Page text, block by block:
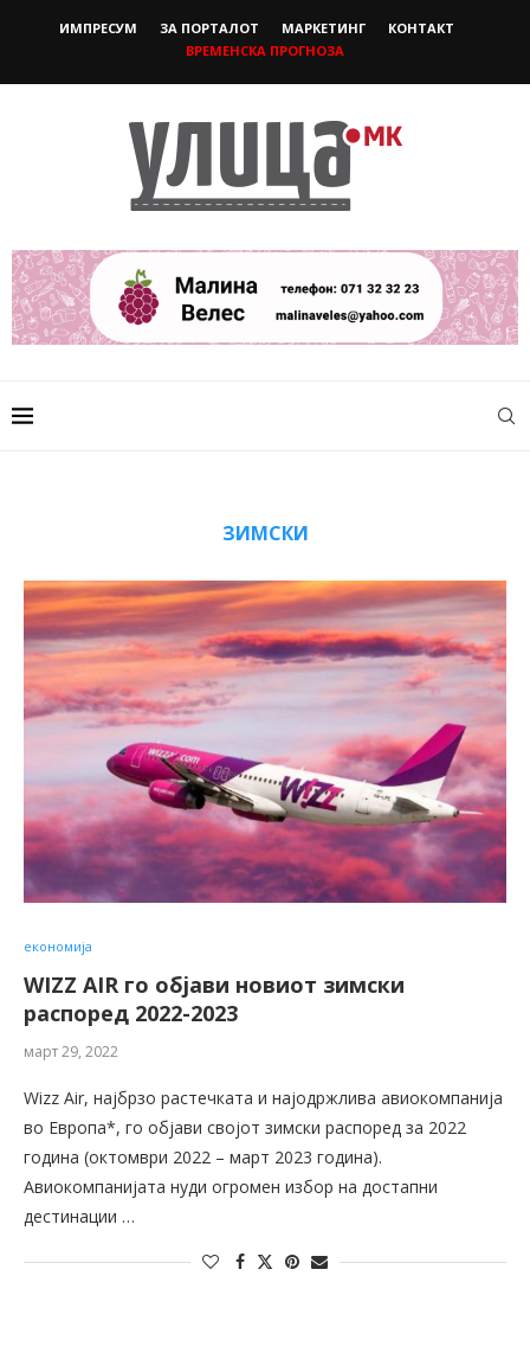
ИМПРЕСУМ ЗА ПОРТАЛОТ МАРКЕТИНГ
КОНТАКТ
ВРЕМЕНСКА ПРОГНОЗА
ЗИМСКИ
економија
WIZZ AIR го објави новиот зимски
распоред 2022-2023
март 29, 2022
Wizz Air, најбрзо растечката и најодржлива авиокомпанија
во Европа*, го објави својот зимски распоред за 2022
година (октомври 2022 – март 2023 година).
Авиокомпанијата нуди огромен избор на достапни
дестинации …